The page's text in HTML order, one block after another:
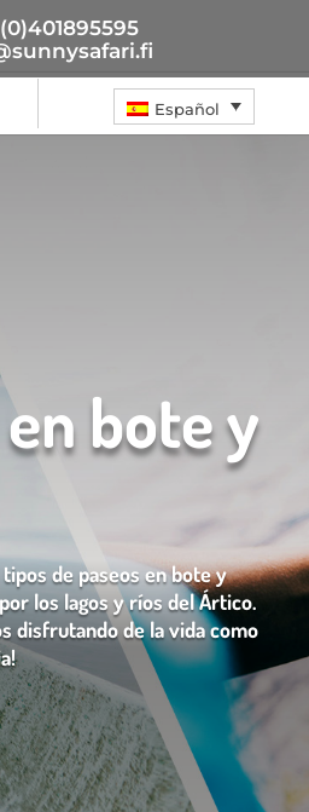
Español
bote y
de paseos en bote y
los lagos y ríos del Ártico.
disfrutando de la vida como